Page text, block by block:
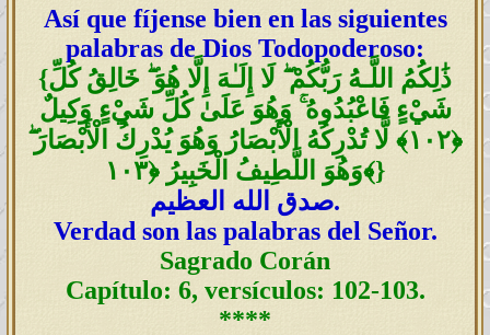
Así que fíjense bien en las siguientes
palabras de Dios Todopoderoso:
{ذَٰلِكُمُ اللَّـهُ رَبُّكُمْ ۖ لَا إِلَـٰهَ إِلَّا هُوَ ۖ خَالِقُ كُلِّ
شَيْءٍ فَاعْبُدُوهُ ۚ وَهُوَ عَلَىٰ كُلِّ شَيْءٍ وَكِيلٌ
﴿١٠٢﴾ لَّا تُدْرِكُهُ الْأَبْصَارُ وَهُوَ يُدْرِكُ الْأَبْصَارَ ۖ
وَهُوَ اللَّطِيفُ الْخَبِيرُ ﴿١٠٣﴾}
صدق الله العظيم.
Verdad son las palabras del Señor.
Sagrado Corán
Capítulo: 6, versículos: 102-103.
****